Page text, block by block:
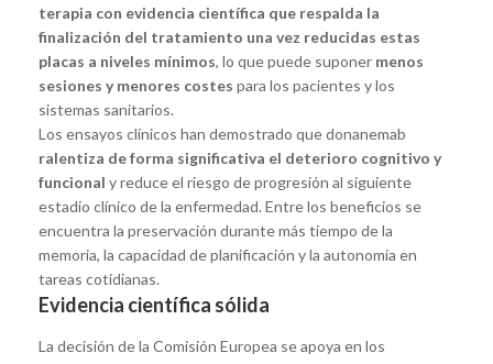
terapia con evidencia científica que respalda la
finalización del tratamiento una vez reducidas estas
placas a niveles mínimos, lo que puede suponer menos
sesiones y menores costes para los pacientes y los
sistemas sanitarios.
Los ensayos clínicos han demostrado que donanemab
ralentiza de forma significativa el deterioro cognitivo y
funcional y reduce el riesgo de progresión al siguiente
estadio clínico de la enfermedad. Entre los beneficios se
encuentra la preservación durante más tiempo de la
memoria, la capacidad de planificación y la autonomía en
tareas cotidianas.
Evidencia científica sólida
La decisión de la Comisión Europea se apoya en los